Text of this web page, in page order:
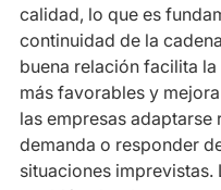
calidad, lo que es
continuidad de la
buena relación facilita
más favorables y
las empresas adaptarse
demanda o responder
situaciones